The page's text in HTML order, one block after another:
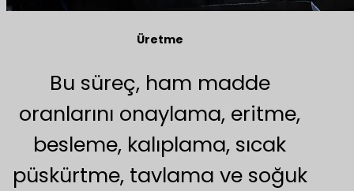
Üretme
Bu süreç, ham madde
oranlarını onaylama, eritme,
besleme, kalıplama, sıcak
püskürtme, tavlama ve soğuk